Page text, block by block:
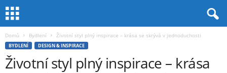
Domů Bydlení Životní styl plný inspirace – krása se skrývá v jednoduchosti
BYDLENÍ DESIGN & INSPIRACE
Životní styl plný inspirace – krása